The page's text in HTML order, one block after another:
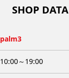
SHOP DATA
palm3
10:00～19:00